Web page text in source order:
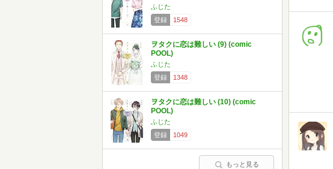
ふじた
登録
1548
ヲタクに恋は難しい (9) (comic
POOL)
ふじた
登録
1348
ヲタクに恋は難しい (10) (comic
POOL)
ふじた
登録
1049
もっと見る